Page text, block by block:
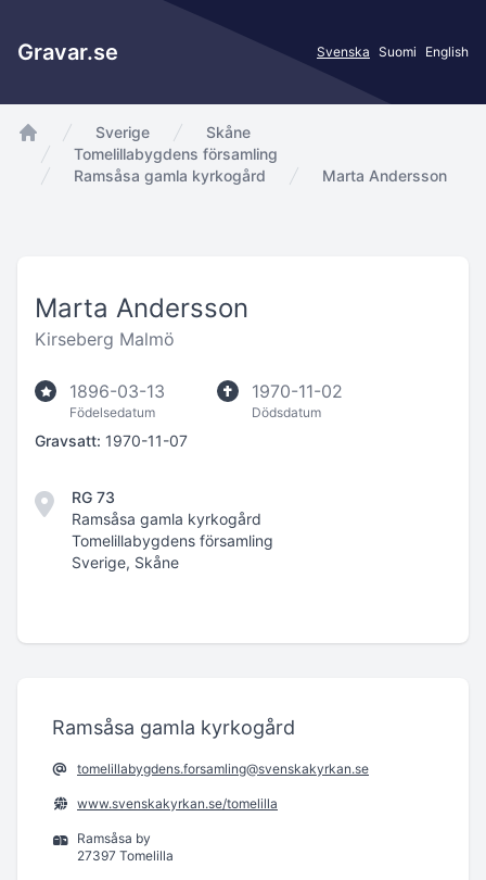
Gravar.se Svenska Suomi English
app.Start
Sverige
Skåne
Tomelillabygdens församling
Ramsåsa gamla kyrkogård
Marta Andersson
Marta Andersson
Kirseberg Malmö
1896-03-13
Födelsedatum
1970-11-02
Dödsdatum
Gravsatt: 1970-11-07
RG 73
Ramsåsa gamla kyrkogård
Tomelillabygdens församling
Sverige, Skåne
Ramsåsa gamla kyrkogård
tomelillabygdens.forsamling@svenskakyrkan.se
www.svenskakyrkan.se/tomelilla
Ramsåsa by
27397 Tomelilla